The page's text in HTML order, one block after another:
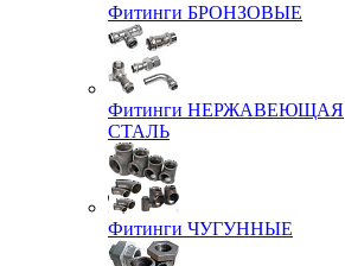
Фитинги БРОНЗОВЫЕ
Фитинги НЕРЖАВЕЮЩАЯ
СТАЛЬ
Фитинги ЧУГУННЫЕ